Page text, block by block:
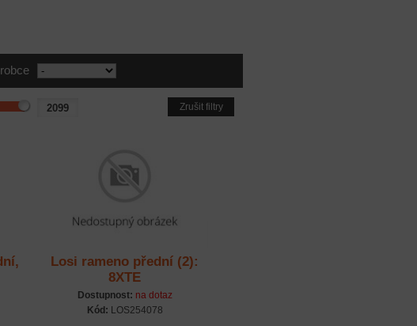
Zrušit filtry
Losi rameno přední (2):
8XTE
Dostupnost: na dotaz
Kód: LOS254078